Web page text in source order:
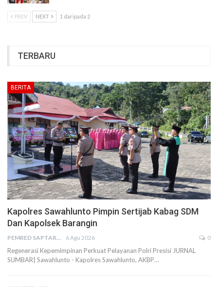
PREV NEXT 1 daripada 2
TERBARU
BERITA
Kapolres Sawahlunto Pimpin Sertijab Kabag SDM
Dan Kapolsek Barangin
PEMRED SAPTARIUS 6 Agu 2026 0
Regenerasi Kepemimpinan Perkuat Pelayanan Polri Presisi JURNAL
SUMBAR| Sawahlunto - Kapolres Sawahlunto, AKBP…